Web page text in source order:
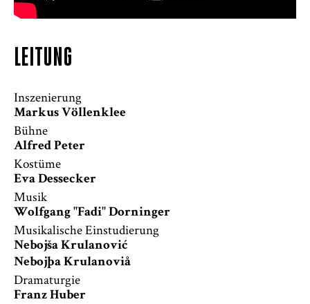
LEITUNG
Inszenierung
Markus Völlenklee
Bühne
Alfred Peter
Kostüme
Eva Dessecker
Musik
Wolfgang "Fadi" Dorninger
Musikalische Einstudierung
Nebojša Krulanović
Nebojþa Krulanoviå
Dramaturgie
Franz Huber